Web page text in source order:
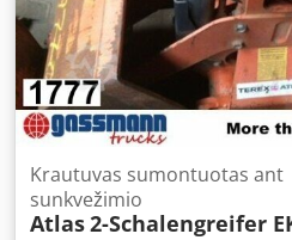
Krautuvas sumontuotas ant
sunkvežimio
Atlas2-Schalengreifer